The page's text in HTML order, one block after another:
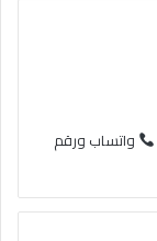
واتساب ورقم